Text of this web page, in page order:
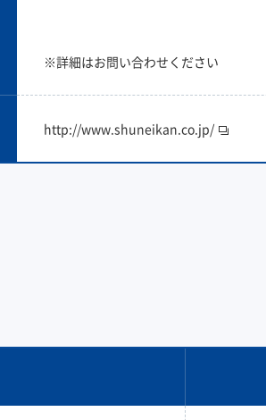
※詳細はお問い合わせください
http://www.shuneikan.co.jp/